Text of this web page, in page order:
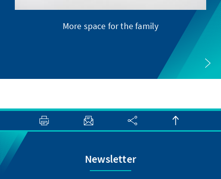
More space for the family
Newsletter